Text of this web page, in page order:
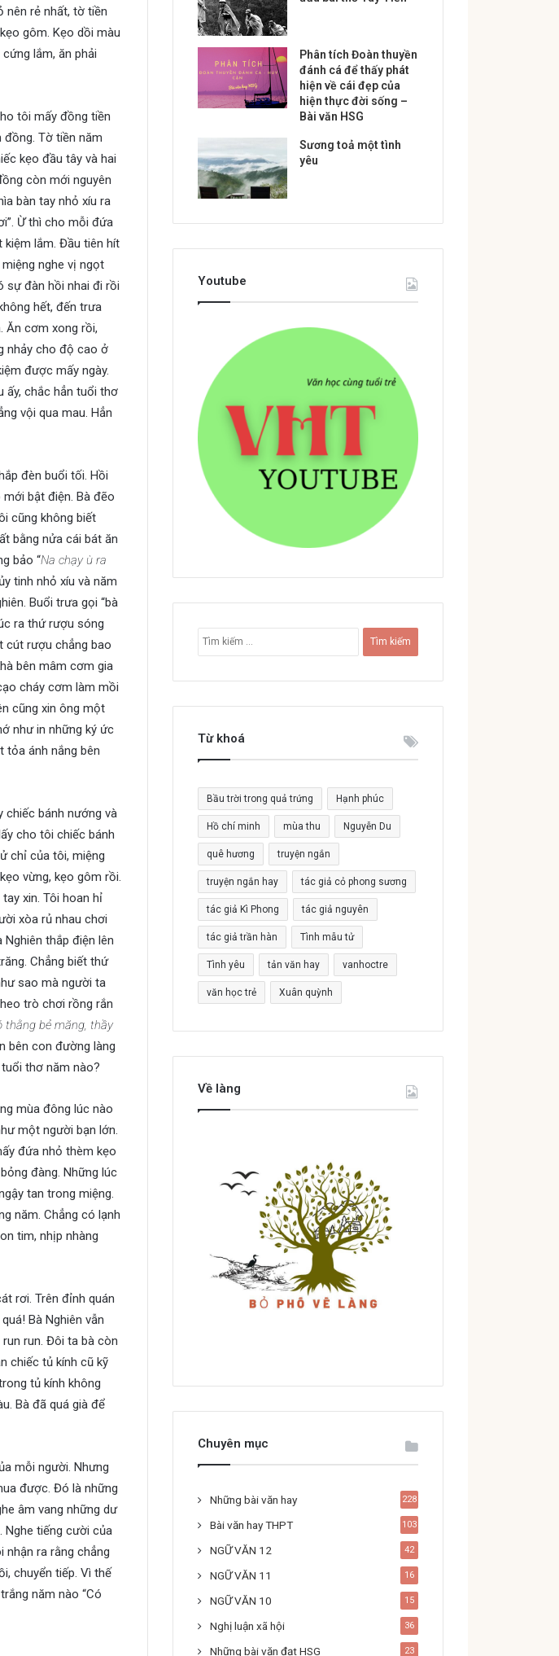
nên rẻ nhất, tờ tiền
gôm. Kẹo dồi màu
lắm, ăn phải
tôi mấy đồng tiền
đồng. Tờ tiền năm
kẹo đầu tây và hai
còn mới nguyên
bàn tay nhỏ xíu ra
Ừ thì cho mỗi đứa
lắm. Đầu tiên hít
nghe vị ngọt
sự đàn hồi nhai đi rồi
hết, đến trưa
Ăn cơm xong rồi,
nhảy cho độ cao ở
được mấy ngày.
ấy, chắc hẳn tuổi thơ
vội qua mau. Hẳn
đèn buổi tối. Hồi
bật điện. Bà đẽo
cũng không biết
bằng nửa cái bát ăn
bảo “Na chạy ù ra
tinh nhỏ xíu và năm
Buổi trưa gọi “bà
ra thứ rượu sóng
cút rượu chẳng bao
bên mâm cơm gia
cháy cơm làm mồi
cũng xin ông một
như in những ký ức
tỏa ánh nắng bên
chiếc bánh nướng và
cho tôi chiếc bánh
chỉ của tôi, miệng
vừng, kẹo gôm rồi.
xin. Tôi hoan hỉ
xòa rủ nhau chơi
thắp điện lên
Chẳng biết thứ
sao mà người ta
trò chơi rồng rắn
thằng bẻ măng, thầy
bên con đường làng
thơ năm nào?
mùa đông lúc nào
một người bạn lớn.
đứa nhỏ thèm kẹo
đàng. Những lúc
tan trong miệng.
năm. Chẳng có lạnh
tim, nhịp nhàng
rơi. Trên đỉnh quán
Bà Nghiên vẫn
run. Đôi ta bà còn
chiếc tủ kính cũ kỹ
tủ kính không
Bà đã quá già để
mỗi người. Nhưng
được. Đó là những
âm vang những dư
Nghe tiếng cười của
nhận ra rằng chẳng
chuyển tiếp. Vì thế
năm nào “Có
Phân tích Đoàn thuyền
đánh cá để thấy phát
hiện về cái đẹp của
hiện thực đời sống –
Bài văn HSG
Sương toả một tình
yêu
Youtube
ì
i
c
o
:
Từ khoá
Bầu trời trong quả trứng Hạnh phúc
Hồ chí minh mùa thu Nguyễn Du
quê hương truyện ngắn
truyện ngắn hay tác giả cỏ phong sương
tác giả Kì Phong tác giả nguyên
tác giả trần hàn Tình mẫu tử
Tình yêu tản văn hay vanhoctre
văn học trẻ Xuân quỳnh
Về làng
Chuyên mục
Những bài văn hay 228
Bài văn hay THPT 103
NGỮ VĂN 12 42
NGỮ VĂN 11 16
NGỮ VĂN 10 15
Nghị luận xã hội 36
Những bài văn đạt HSG 23